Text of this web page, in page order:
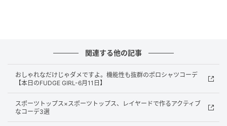
関連する他の記事
おしゃれなだけじゃダメですよ。機能性も抜群のポロシャツコーデ
【本日のFUDGE GIRL-6月11日】
スポーツトップス×スポーツトップス、レイヤードで作るアクティブ
なコーデ3選